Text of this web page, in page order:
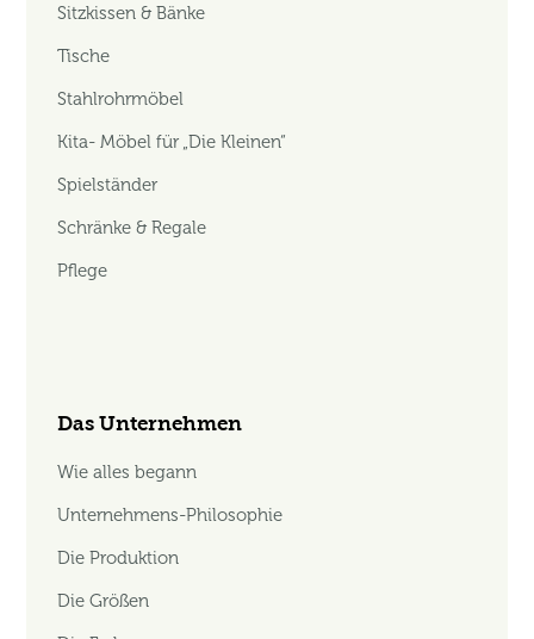
Sitzkissen & Bänke
Tische
Stahlrohrmöbel
Kita- Möbel für „Die Kleinen“
Spielständer
Schränke & Regale
Pflege
Das Unternehmen
Wie alles begann
Unternehmens-Philosophie
Die Produktion
Die Größen